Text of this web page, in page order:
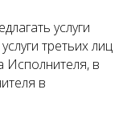
услуги
третьих лиц
Исполнителя, в
в